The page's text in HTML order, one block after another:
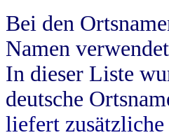
Bei den
Namen
In dieser Liste
deutsche
liefert